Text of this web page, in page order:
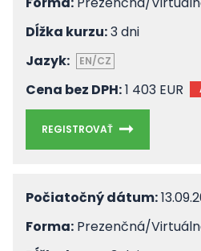
Dĺžka kurzu:3 dni
Jazyk:
EN/CZ
Cena bez DPH:1 403 EUR
REGISTROVAŤ
Počiatočný dátum:
Forma: Prezenčná/